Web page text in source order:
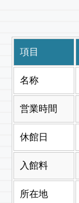
項目
名称
営業時間
休館日
入館料
所在地